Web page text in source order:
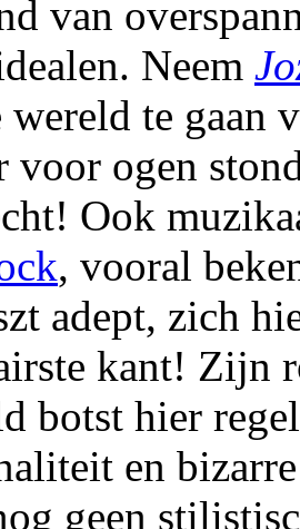
van
Neem
wereld te gaan
voor ogen
Ook
, vooral
adept, zich
kant! Zijn
botst hier
en
geen